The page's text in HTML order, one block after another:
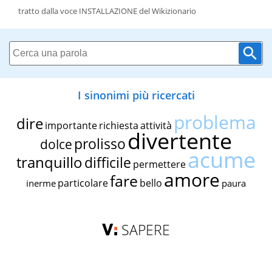
tratto dalla voce INSTALLAZIONE del Wikizionario
I sinonimi più ricercati
dire importante richiestaattività problema
dolce prolissodivertente
tranquillodifficile permettereacume
inerme particolarefare bello amore paura
SAPERE